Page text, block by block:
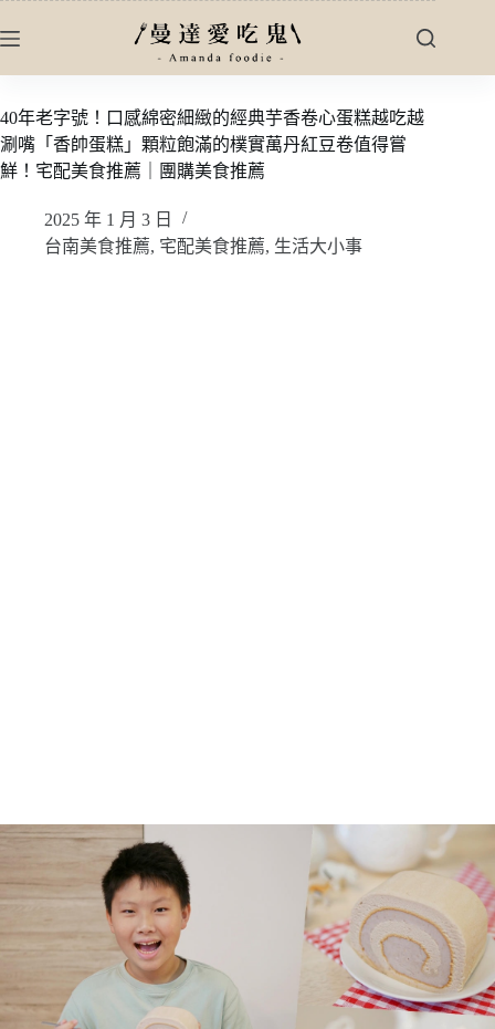
至
內
容
40年老字號！口感綿密細緻的經典芋香卷心蛋糕越吃越
涮嘴「香帥蛋糕」顆粒飽滿的樸實萬丹紅豆卷值得嘗
鮮！宅配美食推薦｜團購美食推薦
2025 年 1 月 3 日
台南美食推薦, 宅配美食推薦, 生活大小事